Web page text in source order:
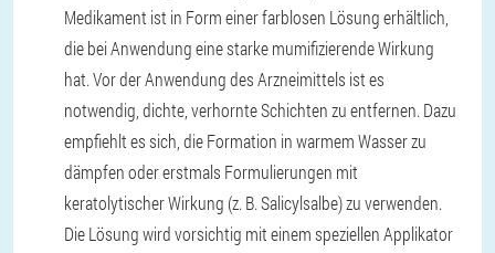
Medikament ist in Form einer farblosen Lösung erhältlich,
die bei Anwendung eine starke mumifizierende Wirkung
hat. Vor der Anwendung des Arzneimittels ist es
notwendig, dichte, verhornte Schichten zu entfernen. Dazu
empfiehlt es sich, die Formation in warmem Wasser zu
dämpfen oder erstmals Formulierungen mit
keratolytischer Wirkung (z. B. Salicylsalbe) zu verwenden.
Die Lösung wird vorsichtig mit einem speziellen Applikator